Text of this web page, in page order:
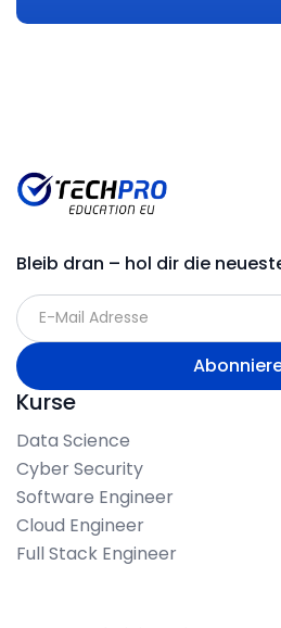
Bleib dran – hol dir die
Kurse
Data Science
Cyber Security
Software Engineer
Cloud Engineer
Full Stack Engineer